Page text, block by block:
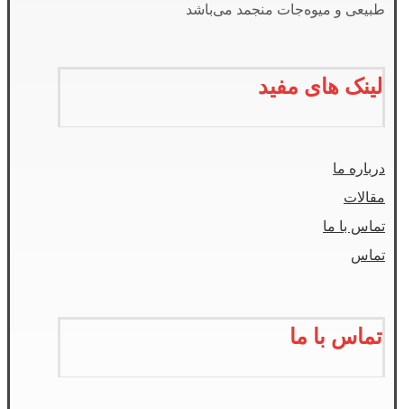
طبیعی و میوه‌جات منجمد می‌باشد
لینک های مفید
درباره ما
مقالات
تماس با ما
تماس
تماس با ما